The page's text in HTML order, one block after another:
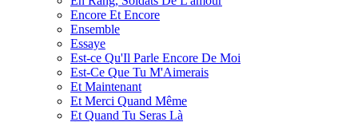
Encore Et Encore
Ensemble
Essaye
Est-ce Qu'Il Parle Encore De Moi
Est-Ce Que Tu M'Aimerais
Et Maintenant
Et Merci Quand Même
Et Quand Tu Seras Là